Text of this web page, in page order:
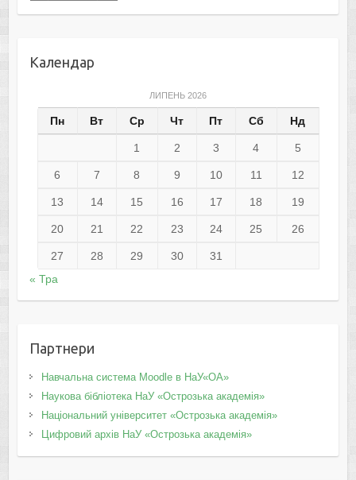
Календар
ЛИПЕНЬ 2026
Пн Вт Ср Чт Пт Сб Нд
1 2 3 4 5
6 7 8 9 10 11 12
13 14 15 16 17 18 19
20 21 22 23 24 25 26
27 28 29 30
31
« Тра
Партнери
Навчальна система Moodle в НаУ«ОА»
Наукова бібліотека НаУ «Острозька академія»
Національний університет «Острозька академія»
Цифровий архів НаУ «Острозька академія»